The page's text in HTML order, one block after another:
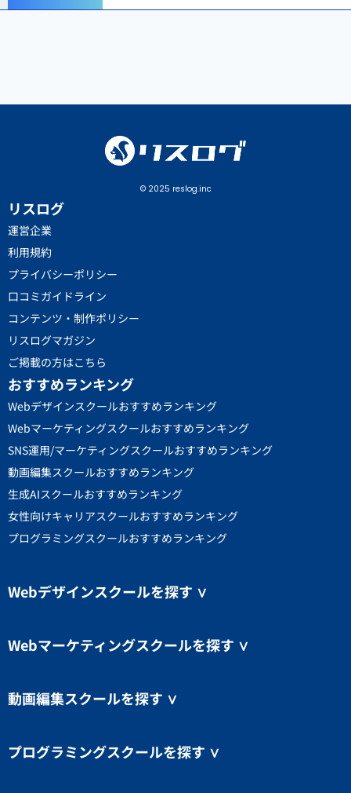
© 2025 reslog.inc
リスログ
運営企業
利用規約
プライバシーポリシー
口コミガイドライン
コンテンツ・制作ポリシー
リスログマガジン
ご掲載の方はこちら
おすすめランキング
Webデザインスクールおすすめランキング
Webマーケティングスクールおすすめランキング
SNS運用/マーケティングスクールおすすめランキング
動画編集スクールおすすめランキング
生成AIスクールおすすめランキング
女性向けキャリアスクールおすすめランキング
プログラミングスクールおすすめランキング
Webデザインスクールを探す ∨
Webマーケティングスクールを探す ∨
動画編集スクールを探す ∨
プログラミングスクールを探す ∨